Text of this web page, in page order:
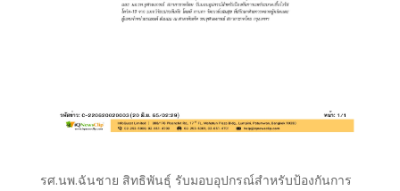
รศ.นพ.ฉันชาย สิทธิพันธุ์ รับมอบอุปกรณ์สำหรับป้องกันการ